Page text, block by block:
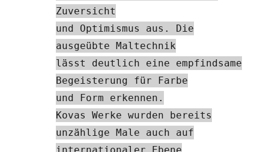
Zuversicht
und Optimismus aus. Die
ausgeübte Maltechnik
lässt deutlich eine empfindsame
Begeisterung für Farbe
und Form erkennen.
Kovas Werke wurden bereits
unzählige Male auch auf